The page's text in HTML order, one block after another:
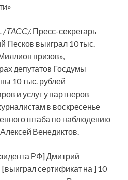
/ТАСС/. Пресс-секретарь
Песков выиграл 10 тыс.
призов»,
депутатов Госдумы
10 тыс. рублей
и услуг у партнеров
в воскресенье
штаба по наблюдению
Венедиктов.
РФ] Дмитрий
сертификат на ] 10